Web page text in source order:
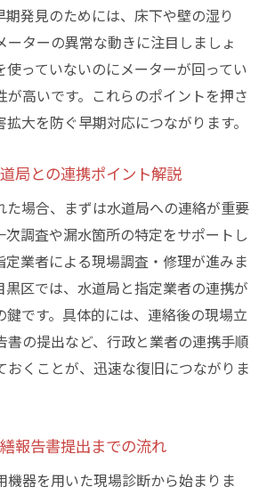
期発見のためには、床下や壁の湿り
ーターの異常な動きに注目しましょ
使っていないのにメーターが回ってい
が高いです。これらのポイントを押さ
大を防ぐ早期対応につながります。
局との連携ポイント解説
た場合、まずは水道局への連絡が重要
次調査や漏水箇所の特定をサポートし
定業者による現場調査・修理が進みま
黒区では、水道局と指定業者の連携が
鍵です。具体的には、連絡後の現場立
書の提出など、行政と業者の連携手順
おくことが、迅速な復旧につながりま
報告書提出までの流れ
機器を用いた現場診断から始まりま